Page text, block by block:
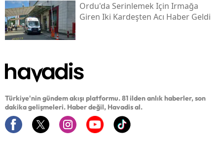
Ordu'da Serinlemek Için Irmağa
Giren Iki Kardeşten Acı Haber Geldi
Türkiye'nin gündem akışı platformu. 81 ilden anlık haberler, son
dakika gelişmeleri. Haber değil, Havadis al.